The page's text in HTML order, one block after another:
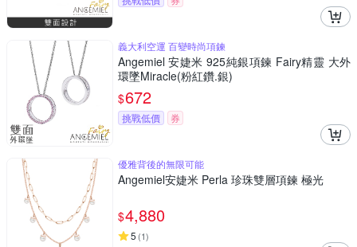
義大利空運 百變時尚項鍊
Angemiel 安婕米 925純銀項鍊 Fairy精靈 大外
環墜Miracle(粉紅鑽.銀)
$672
挑戰低價 券
優雅背後的無限可能
Angemiel安婕米 Perla 珍珠雙層項鍊 極光
$4,880
5 (1)